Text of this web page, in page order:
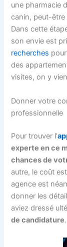
une pharmacie
canin, peut-être
Dans cette
son envie est
recherches
des
visites, on y
Donner votre
professionnelle
Pour trouver l’
experte en ce
chances de
autre, le coût
agence est
donner les
aviez dressé
de candidature.